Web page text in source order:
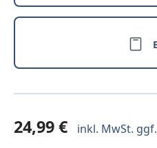
24,99 € inkl. MwSt.